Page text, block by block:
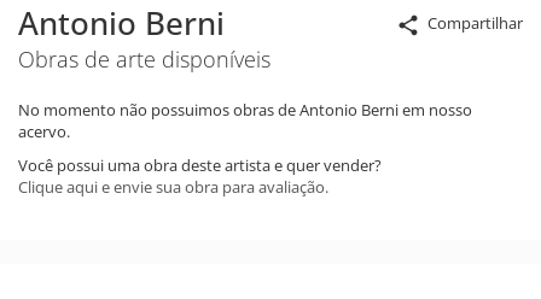
Compartilhar
Antonio Berni
Obras de arte disponíveis
No momento não possuimos obras de Antonio Berni em nosso
acervo.
Você possui uma obra deste artista e quer vender?
Clique aqui e envie sua obra para avaliação.